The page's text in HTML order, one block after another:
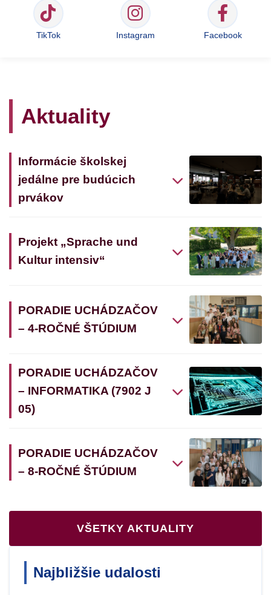
TikTok Instagram Facebook
Aktuality
Informácie školskej
jedálne pre budúcich
prvákov
Projekt „Sprache und
Kultur intensiv“
PORADIE UCHÁDZAČOV
– 4-ROČNÉ ŠTÚDIUM
PORADIE UCHÁDZAČOV
– INFORMATIKA (7902 J
05)
PORADIE UCHÁDZAČOV
– 8-ROČNÉ ŠTÚDIUM
VŠETKY AKTUALITY
Najbližšie udalosti